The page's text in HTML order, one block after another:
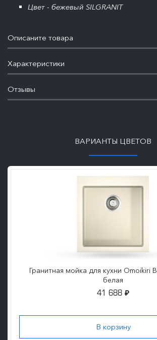
Цвет - бежевый SILGRANIT
Описаните товара
Характеристики
Отзывы
ВАРИАНТЫ ЦВЕТОВ
Гранитная мойка для кухни Omoikiri
белая
41 688 ₽